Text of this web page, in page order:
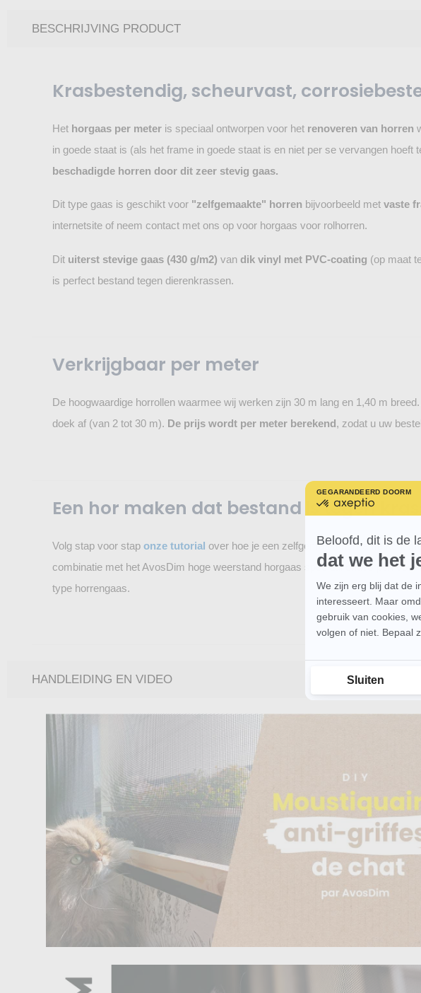
GEGARANDEERD DOOR
Beloofd, dit is de
dat we het
We zijn erg blij dat de
interesseert. Maar
gebruik van cookies,
volgen of niet. Bepaal
Sluiten
BESCHRIJVING PRODUCT
Krasbestendig, scheurvast,
Het horgaas per meter is speciaal ontworpen voor het renoveren van horren
in goede staat is (als het frame in goede staat is en niet per se vervangen hoeft
beschadigde horren door dit zeer stevig gaas.
Dit type gaas is geschikt voor "zelfgemaakte" horren bijvoorbeeld met vaste
internetsite of neem contact met ons op voor horgaas voor rolhorren.
Dit uiterst stevige gaas (430 g/m2) van dik vinyl met PVC-coating (op maat
is perfect bestand tegen dierenkrassen.
Verkrijgbaar per meter
De hoogwaardige horrollen waarmee wij werken zijn 30 m lang en 1,40 m
doek af (van 2 tot 30 m). De prijs wordt per meter berekend, zodat u uw
Een hor maken dat bestand is tegen
Volg stap voor stap onze tutorial over hoe je een zelfgemaakt horframe kunt
combinatie met het AvosDim hoge weerstand horgaas speciaal ontworpen
type horrengaas.
HANDLEIDING EN VIDEO